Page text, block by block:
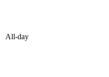
All-day